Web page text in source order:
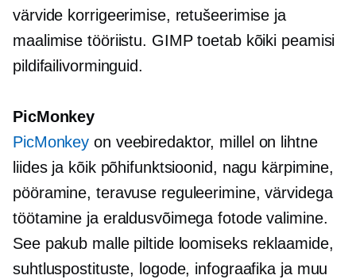
värvide korrigeerimise, retušeerimise ja
maalimise tööriistu. GIMP toetab kõiki peamisi
pildifailivorminguid.
PicMonkey
PicMonkey on veebiredaktor, millel on lihtne
liides ja kõik põhifunktsioonid, nagu kärpimine,
pööramine, teravuse reguleerimine, värvidega
töötamine ja eraldusvõimega fotode valimine.
See pakub malle piltide loomiseks reklaamide,
suhtluspostituste, logode, infograafika ja muu